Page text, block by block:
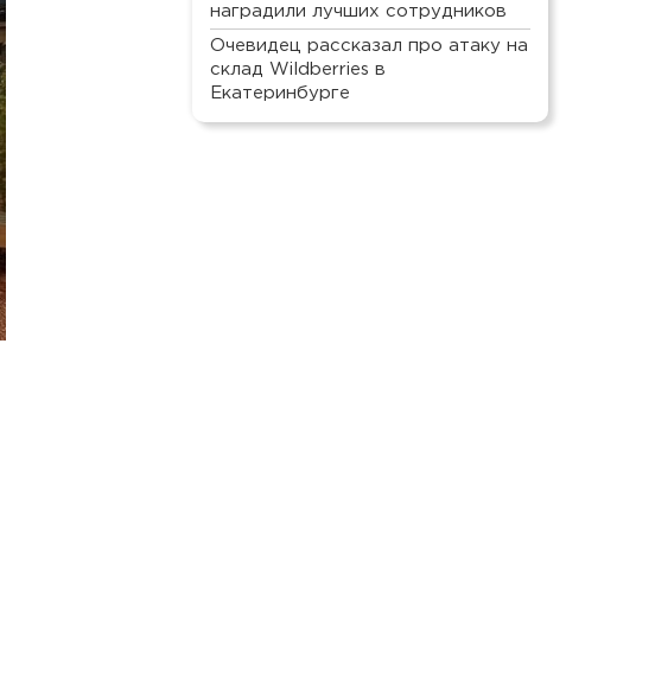
наградили лучших сотрудников
Очевидец рассказал про атаку на
склад Wildberries в
Екатеринбурге